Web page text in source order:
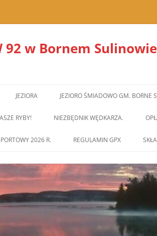
92 w Bornem
JEZIORA JEZIORO ŚMIADOWO GM. BORNE
RYBY! NIEZBĘDNIK WĘDKARZA.
2026 R. REGULAMIN GPX